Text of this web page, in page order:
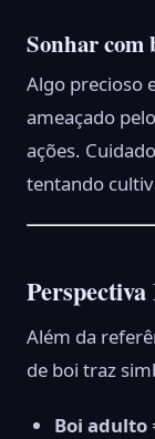
Sonhar com
Algo precioso
ameaçado
ações.
tentando
Além da
de boi traz
Boi adulto